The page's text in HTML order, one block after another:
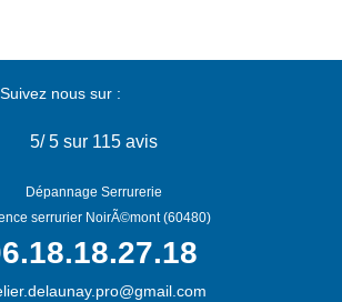
Suivez nous sur :
5/5sur 115 avis
Dépannage Serrurerie
serrurier NoirÃ©mont (60480)